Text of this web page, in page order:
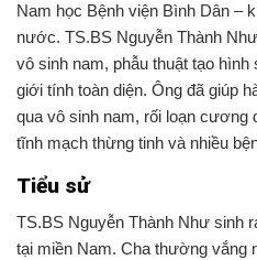
Nam học Bệnh viện Bình Dân –
nước. TS.BS Nguyễn Thành
vô sinh nam, phẫu thuật tạo
giới tính toàn diện. Ông đã giúp
qua vô sinh nam, rối loạn
tĩnh mạch thừng tinh và nhiều
Tiểu sử
TS.BS Nguyễn Thành Như sinh
tại miền Nam. Cha thường vắng